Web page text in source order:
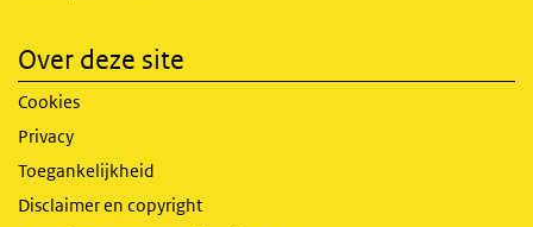
Over deze site
Cookies
Privacy
Toegankelijkheid
Disclaimer en copyright